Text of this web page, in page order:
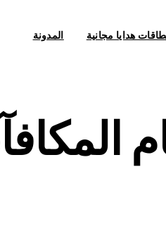
هدايا مجانية المدونة